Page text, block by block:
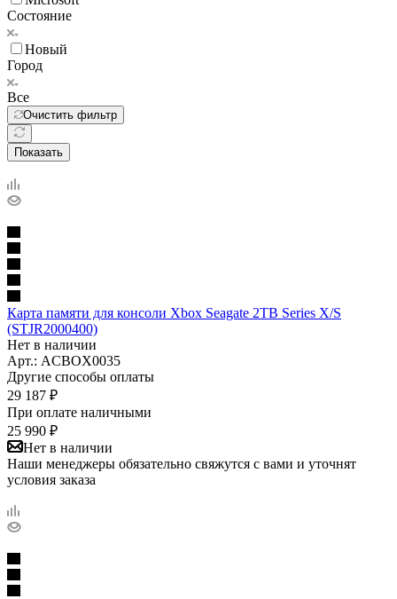
Состояние
Новый
Город
Все
Очистить фильтр
Показать
Карта памяти для консоли Xbox Seagate 2TB Series X/S
(STJR2000400)
Нет в наличии
Арт.: ACBOX0035
Другие способы оплаты
29 187 ₽
При оплате наличными
25 990 ₽
Нет в наличии
Наши менеджеры обязательно свяжутся с вами и уточнят
условия заказа